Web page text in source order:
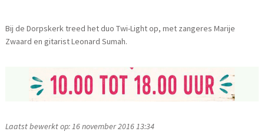
Bij de Dorpskerk treed het duo Twi-Light op, met zangeres Marije
Zwaard en gitarist Leonard Sumah.
Laatst bewerkt op: 16 november 2016 13:34